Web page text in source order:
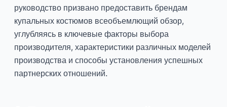
руководство призвано предоставить брендам
купальных костюмов всеобъемлющий обзор,
углубляясь в ключевые факторы выбора
производителя, характеристики различных моделей
производства и способы установления успешных
партнерских отношений.